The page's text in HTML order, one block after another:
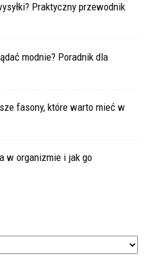
Praktyczny przewodnik
modnie? Poradnik dla
fasony, które warto mieć w
w organizmie i jak go